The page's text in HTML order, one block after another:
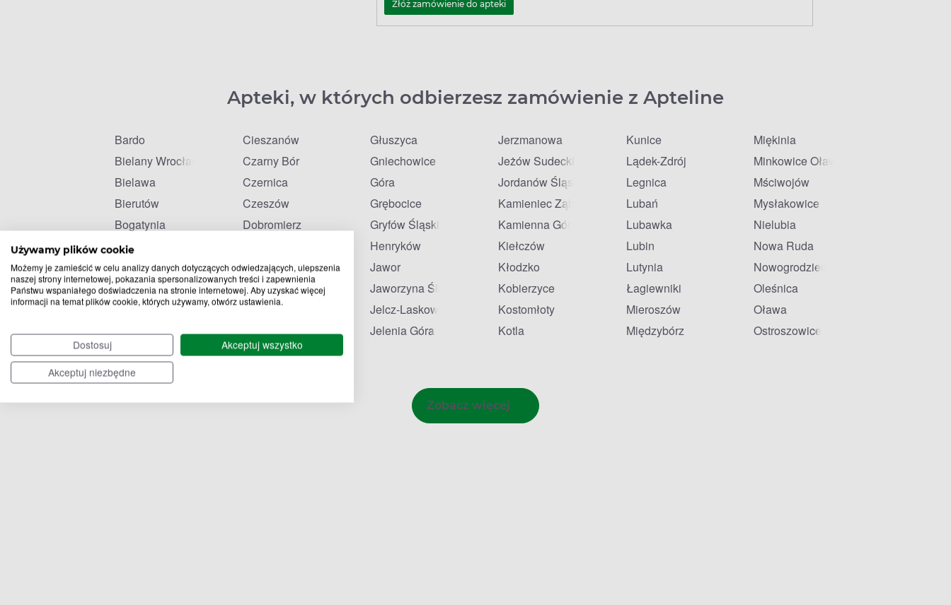
Używamy plików cookie
Możemy je zamieścić w celu analizy danych dotyczących odwiedzających, ulepszenia
naszej strony internetowej, pokazania spersonalizowanych treści i zapewnienia
Państwu wspaniałego doświadczenia na stronie internetowej. Aby uzyskać więcej
informacji na temat plików cookie, których używamy, otwórz ustawienia.
Dostosuj
Akceptuj wszystko
Akceptuj niezbędne
Złóż zamówienie do apteki
Apteki, w których odbierzesz zamówienie z Apteline
Bardo
Bielany Wrocławskie
Bielawa
Bierutów
Bogatynia
Bolesławiec
Brzeg Dolny
Chobienia
Chocianów
Chojnów
Cieszanów
Czarny Bór
Czernica
Czeszów
Dobromierz
Dobrzykowice
Dziadowa Kłoda
Dzierżoniów
Głogów
Głuszyca
Gniechowice
Góra
Grębocice
Gryfów Śląski
Henryków
Jawor
Jaworzyna Śląska
Jelcz-Laskowice
Jelenia Góra
Jerzmanowa
Jeżów Sudecki
Jordanów Śląski
Kamieniec Ząbkowicki
Kamienna Góra
Kiełczów
Kłodzko
Kobierzyce
Kostomłoty
Kotla
Kunice
Lądek-Zdrój
Legnica
Lubań
Lubawka
Lubin
Lutynia
Łagiewniki
Mieroszów
Międzybórz
Miękinia
Minkowice Oławskie
Mściwojów
Mysłakowice
Nielubia
Nowa Ruda
Nowogrodziec
Oleśnica
Oława
Ostroszowice
Zobacz więcej